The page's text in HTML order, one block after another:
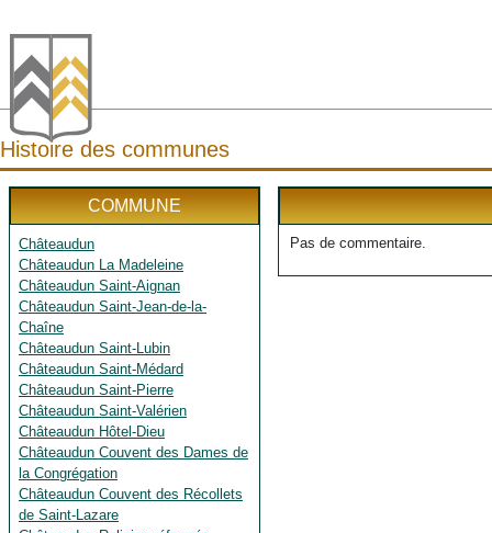
Histoire des communes
COMMUNE
Châteaudun
Châteaudun La Madeleine
Châteaudun Saint-Aignan
Châteaudun Saint-Jean-de-la-
Chaîne
Châteaudun Saint-Lubin
Châteaudun Saint-Médard
Châteaudun Saint-Pierre
Châteaudun Saint-Valérien
Châteaudun Hôtel-Dieu
Châteaudun Couvent des Dames de
la Congrégation
Châteaudun Couvent des Récollets
de Saint-Lazare
Pas de commentaire.